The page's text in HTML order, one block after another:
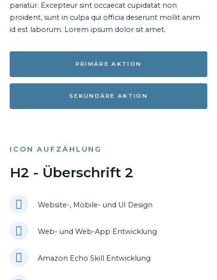
pariatur. Excepteur sint occaecat cupidatat non
proident, sunt in culpa qui officia deserunt mollit anim
id est laborum. Lorem ipsum dolor sit amet.
PRIMÄRE AKTION
SEKUNDÄRE AKTION
ICON AUFZÄHLUNG
H2 - Überschrift 2
Website-, Mobile- und UI Design
Web- und Web-App Entwicklung
Amazon Echo Skill Entwicklung